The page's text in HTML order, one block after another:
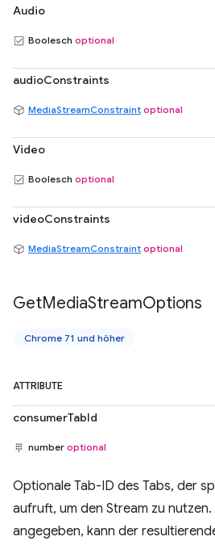
Audio
Boolesch optional
audioConstraints
MediaStreamConstraint optional
Video
Boolesch optional
videoConstraints
MediaStreamConstraint optional
GetMediaStreamOptions
Chrome 71 und höher
ATTRIBUTE
consumerTabId
number optional
Optionale Tab-ID des Tabs, der
aufruft, um den Stream zu
angegeben, kann der